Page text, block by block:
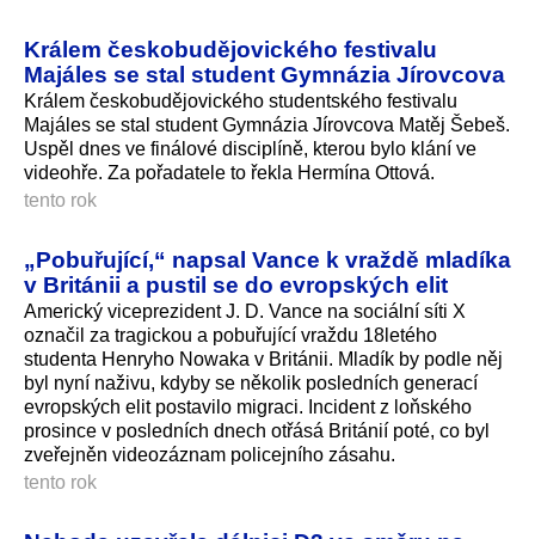
Králem českobudějovického festivalu
Majáles se stal student Gymnázia Jírovcova
Králem českobudějovického studentského festivalu
Majáles se stal student Gymnázia Jírovcova Matěj Šebeš.
Uspěl dnes ve finálové disciplíně, kterou bylo klání ve
videohře. Za pořadatele to řekla Hermína Ottová.
tento rok
„Pobuřující,“ napsal Vance k vraždě mladíka
v Británii a pustil se do evropských elit
Americký viceprezident J. D. Vance na sociální síti X
označil za tragickou a pobuřující vraždu 18letého
studenta Henryho Nowaka v Británii. Mladík by podle něj
byl nyní naživu, kdyby se několik posledních generací
evropských elit postavilo migraci. Incident z loňského
prosince v posledních dnech otřásá Británií poté, co byl
zveřejněn videozáznam policejního zásahu.
tento rok